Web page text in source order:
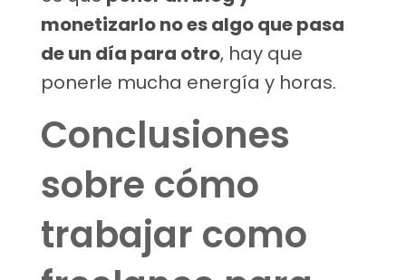
monetizarlo no es algo que pasa
de un día para otro, hay que
ponerle mucha energía y horas.
Conclusiones
sobre cómo
trabajar como